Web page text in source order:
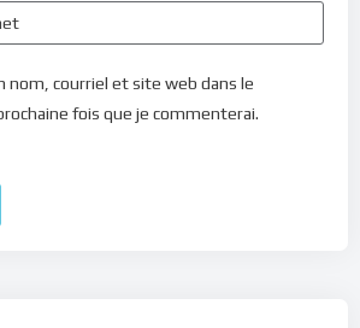
nom, courriel et site web dans le
fois que je commenterai.